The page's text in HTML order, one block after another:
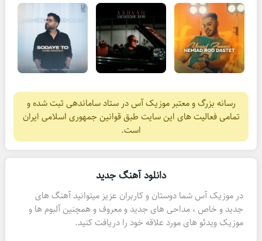
رسانه بزرگ و معتبر موزیک آس در ستاد ساماندهی ثبت شده و
تمامی فعالیت های این سایت طبق قوانین جمهوری اسلامی ایران
است.
دانلود آهنگ جدید
در موزیک آس شما دوستان و کاربران عزیز میتوانید آهنگ های
جدید و خاص ، مداحی های جدید و معروف و همچنین آلبوم ها و
موزیک ویدئو های مورد علاقه خود را دریافت کنید.